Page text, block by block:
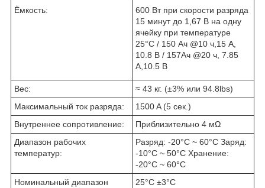
Ёмкость:
600 Вт при скорости разряда
15 минут до 1,67 В на одну
ячейку при температуре
25°C / 150 Ач @10 ч,15 A,
10.8 В / 157Ач @20 ч, 7.85
А,10.5 В
Вес:
≈ 43 кг. (±3% или 94.8lbs)
Максимальный ток разряда:
1500 A (5 сек.)
Внутреннее сопротивление:
Приблизительно 4 мΩ
Диапазон рабочих
температур:
Разряд: -20°C ~ 60°C Заряд:
-10°C ~ 50°C Хранение:
-20°C ~ 60°C
Номинальный диапазон
25°C ±3°C